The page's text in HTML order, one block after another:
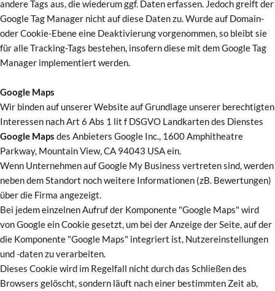
andere Tags aus, die wiederum ggf. Daten erfassen. Jedoch greift der
Google Tag Manager nicht auf diese Daten zu. Wurde auf Domain-
oder Cookie-Ebene eine Deaktivierung vorgenommen, so bleibt sie
für alle Tracking-Tags bestehen, insofern diese mit dem Google Tag
Manager implementiert werden.
Google Maps
Wir binden auf unserer Website auf Grundlage unserer berechtigten
Interessen nach Art 6 Abs 1 lit f DSGVO Landkarten des Dienstes
Google Maps des Anbieters Google Inc., 1600 Amphitheatre
Parkway, Mountain View, CA 94043 USA ein.
Wenn Unternehmen auf Google My Business vertreten sind, werden
neben dem Standort noch weitere Informationen (zB. Bewertungen)
über die Firma angezeigt.
Bei jedem einzelnen Aufruf der Komponente "Google Maps" wird
von Google ein Cookie gesetzt, um bei der Anzeige der Seite, auf der
die Komponente "Google Maps" integriert ist, Nutzereinstellungen
und -daten zu verarbeiten.
Dieses Cookie wird im Regelfall nicht durch das Schließen des
Browsers gelöscht, sondern läuft nach einer bestimmten Zeit ab,